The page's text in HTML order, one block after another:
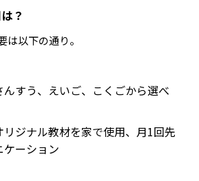
？
以下の通り。
すう、えいご、こくごから選べ
ジナル教材を家で使用、月1回先
ケーション